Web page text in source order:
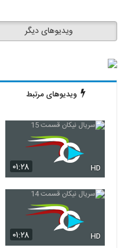
ویدیوهای دیگر
ویدیوهای مرتبط
۰۱:۲۸ HD
۰۱:۲۸ HD